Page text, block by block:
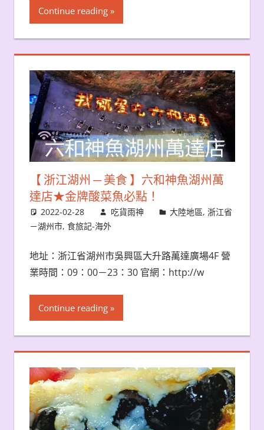
Continue reading
【 浙江湖州 ─ 美食 】六和神魚湖州萬
達店★金牌酸菜魚必點！
2022-02-28 吃貨雨神 大陸地區,浙江省
－湖州市, 食旅記-海外
地址：浙江省湖州市吳興區大升路萬達廣場4F 營
業時間：09：00－23：30 官網：http://w
Continue reading